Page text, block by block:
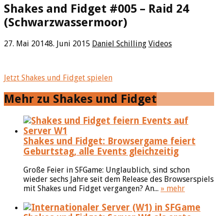
Shakes and Fidget #005 – Raid 24
(Schwarzwassermoor)
27. Mai 20148. Juni 2015 Daniel Schilling Videos
Jetzt Shakes und Fidget spielen
Mehr zu Shakes und Fidget
Shakes und Fidget: Browsergame feiert
Geburtstag, alle Events gleichzeitig
Große Feier in SFGame: Unglaublich, sind schon
wieder sechs Jahre seit dem Release des Browserspiels
mit Shakes und Fidget vergangen? An... » mehr